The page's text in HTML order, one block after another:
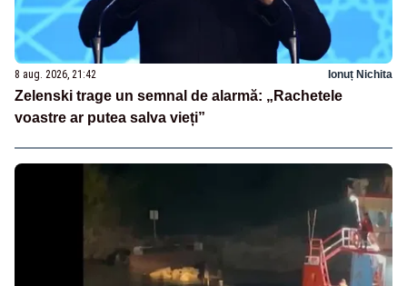
8 aug. 2026, 21:42 Ionuț Nichita
Zelenski trage un semnal de alarmă: „Rachetele
voastre ar putea salva vieți”